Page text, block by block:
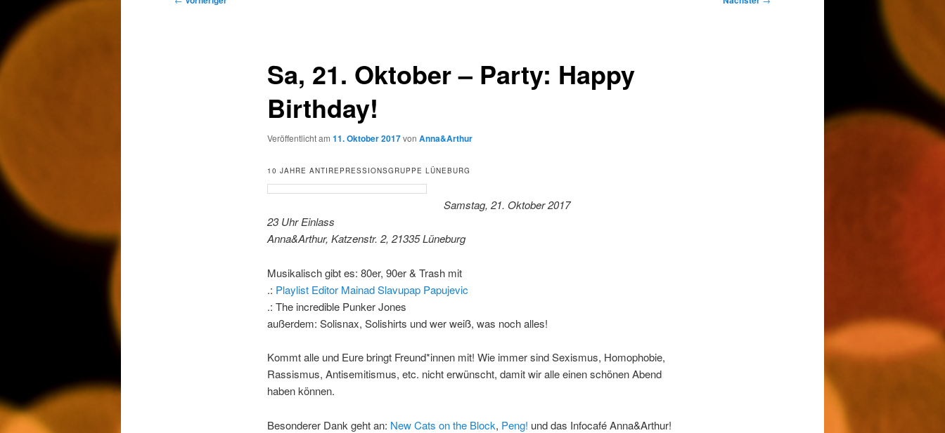
Sa, 21. Oktober – Party: Happy
Birthday!
Veröffentlicht am 11. Oktober 2017von Anna&Arthur
10 JAHRE ANTIREPRESSIONSGRUPPE LÜNEBURG
Samstag, 21. Oktober 2017
23 Uhr Einlass
Anna&Arthur, Katzenstr. 2, 21335 Lüneburg
Musikalisch gibt es: 80er, 90er & Trash mit
.: Playlist Editor Mainad Slavupap Papujevic
.: The incredible Punker Jones
außerdem: Solisnax, Solishirts und wer weiß, was noch alles!
Kommt alle und Eure bringt Freund*innen mit! Wie immer sind Sexismus, Homophobie,
Rassismus, Antisemitismus, etc. nicht erwünscht, damit wir alle einen schönen Abend
haben können.
Besonderer Dank geht an: New Cats on the Block, Peng! und das Infocafé Anna&Arthur!